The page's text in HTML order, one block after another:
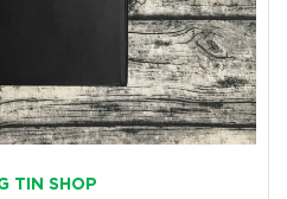
TIN SHOP